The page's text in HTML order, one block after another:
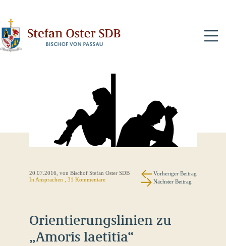
20.07.2016 , von Bischof Stefan Oster SDB
In Ansprachen , 31 Kommentare
Vorheriger Beitrag
Nächster Beitrag
Orientierungslinien zu
„Amoris laetitia“